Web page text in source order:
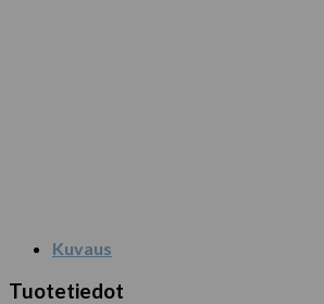
Kuvaus
Tuotetiedot